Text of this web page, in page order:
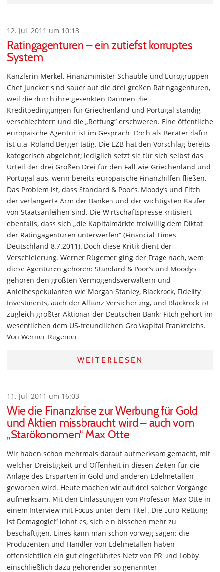
12. Juli 2011 um 10:13
Ratingagenturen – ein zutiefst korruptes
System
Kanzlerin Merkel, Finanzminister Schäuble und Eurogruppen-
Chef Juncker sind sauer auf die drei großen Ratingagenturen,
weil die durch ihre gesenkten Daumen die
Kreditbedingungen für Griechenland und Portugal ständig
verschlechtern und die „Rettung“ erschweren. Eine öffentliche
europäische Agentur ist im Gespräch. Doch als Berater dafür
ist u.a. Roland Berger tätig. Die EZB hat den Vorschlag bereits
kategorisch abgelehnt; lediglich setzt sie für sich selbst das
Urteil der drei Großen Drei für den Fall wie Griechenland und
Portugal aus, wenn bereits europäische Finanzhilfen fließen.
Das Problem ist, dass Standard & Poor’s, Moody’s und Fitch
der verlängerte Arm der Banken und der wichtigsten Käufer
von Staatsanleihen sind. Die Wirtschaftspresse kritisiert
ebenfalls, dass sich „die Kapitalmärkte freiwillig dem Diktat
der Ratingagenturen unterwerfen“ (Financial Times
Deutschland 8.7.2011). Doch diese Kritik dient der
Verschleierung. Werner Rügemer ging der Frage nach, wem
diese Agenturen gehören: Standard & Poor’s und Moody’s
gehören den größten Vermögendsverwaltern und
Anleihespekulanten wie Morgan Stanley, Blackrock, Fidelity
Investments, auch der Allianz Versicherung, und Blackrock ist
zugleich größter Aktionär der Deutschen Bank; Fitch gehört im
wesentlichen dem US-freundlichen Großkapital Frankreichs.
Von Werner Rügemer
WEITERLESEN
11. Juli 2011 um 16:03
Wie die Finanzkrise zur Werbung für Gold
und Aktien missbraucht wird – auch vom
„Starökonomen“ Max Otte
Wir haben schon mehrmals darauf aufmerksam gemacht, mit
welcher Dreistigkeit und Offenheit in diesen Zeiten für die
Anlage des Ersparten in Gold und anderen Edelmetallen
geworben wird. Heute machen wir auf drei solcher Vorgänge
aufmerksam. Mit den Einlassungen von Professor Max Otte in
einem Interview mit Focus unter dem Titel „Die Euro-Rettung
ist Demagogie!“ lohnt es, sich ein bisschen mehr zu
beschäftigen. Eines kann man schon vorweg sagen: die
Produzenten und Händler von Edelmetallen haben
offensichtlich ein gut eingeführtes Netz von PR und Lobby
einschließlich dazu gehörender so genannter